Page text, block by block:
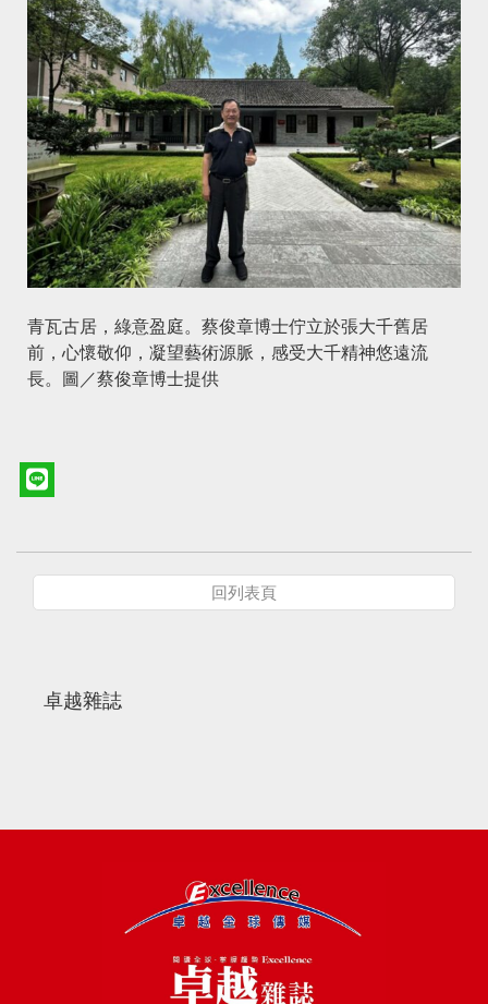
青瓦古居，綠意盈庭。蔡俊章博士佇立於張大千舊居
前，心懷敬仰，凝望藝術源脈，感受大千精神悠遠流
長。圖／蔡俊章博士提供
回列表頁
卓越雜誌